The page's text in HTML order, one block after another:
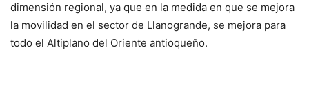
dimensión regional, ya que en la medida en que se mejora
la movilidad en el sector de Llanogrande, se mejora para
todo el Altiplano del Oriente antioqueño.